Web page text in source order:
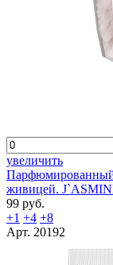
увеличить
Парфюмированный
живицей.
99 руб.
+1 +4 +8
Арт. 20192